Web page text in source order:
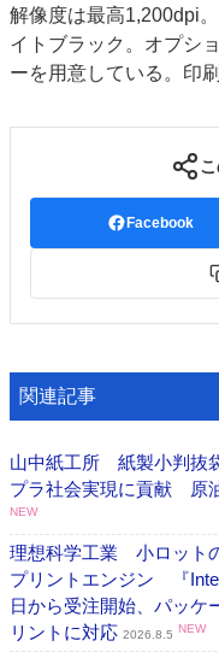
解像度は最高1,200dpi
イトブラック。オプシ
ーを用意している。印
Facebook
関連記事
山中紙工所 紙製小判抜
プラ社会実現に貢献 原
NEW
理想科学工業 小ロット
プリントエンジン 『
日から受注開始、パッケ
リントに対応 2026.8.5 NEW